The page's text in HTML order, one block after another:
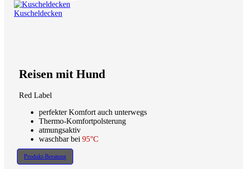
Kuscheldecken
Reisen mit Hund
Red Label
perfekter Komfort auch unterwegs
Thermo-Komfortpolsterung
atmungsaktiv
waschbar bei 95°C
Produkt-Beratung